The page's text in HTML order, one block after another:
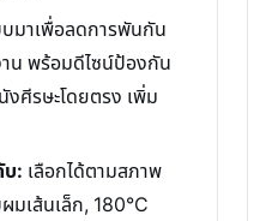
มาเพื่อลดการพันกัน
น พร้อมดีไซน์ป้องกัน
ศีรษะโดยตรง เพิ่ม
: เลือกได้ตามสภาพ
มเส้นเล็ก, 180°C